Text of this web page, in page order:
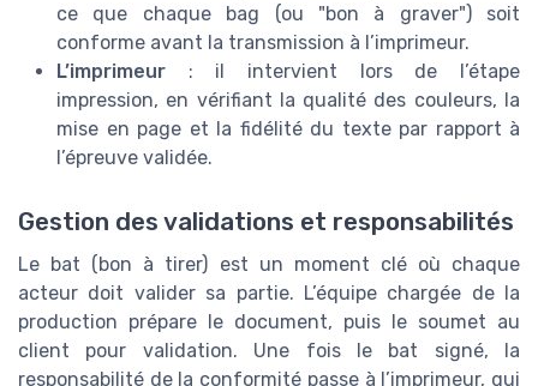
ce que chaque bag (ou "bon à graver") soit
conforme avant la transmission à l’imprimeur.
L’imprimeur : il intervient lors de l’étape
impression, en vérifiant la qualité des couleurs, la
mise en page et la fidélité du texte par rapport à
l’épreuve validée.
Gestion des validations et responsabilités
Le bat (bon à tirer) est un moment clé où chaque
acteur doit valider sa partie. L’équipe chargée de la
production prépare le document, puis le soumet au
client pour validation. Une fois le bat signé, la
responsabilité de la conformité passe à l’imprimeur, qui